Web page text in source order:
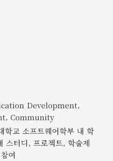
Development,
Community
교 소프트웨어학부 내 학
스터디, 프로젝트, 학술제
여